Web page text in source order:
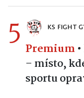
5 KS FIGHT
Premium •
– místo,
sportu